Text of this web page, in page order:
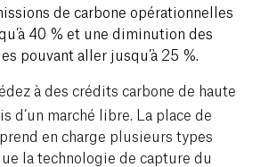
de carbone opérationnelles
40 % et une diminution des
pouvant aller jusqu’à 25 %.
à des crédits carbone de haute
d’un marché libre. La place de
en charge plusieurs types
la technologie de capture du